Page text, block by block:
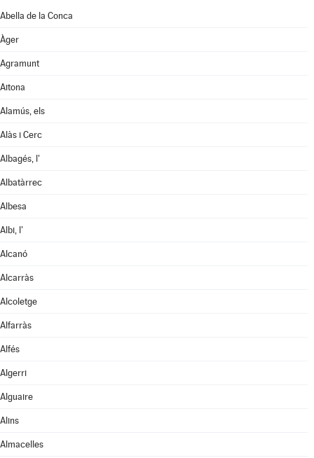
Abella de la Conca
Àger
Agramunt
Aitona
Alamús, els
Alàs i Cerc
Albagés, l'
Albatàrrec
Albesa
Albi, l'
Alcanó
Alcarràs
Alcoletge
Alfarràs
Alfés
Algerri
Alguaire
Alins
Almacelles